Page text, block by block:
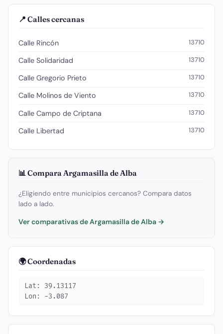
📍 Calles cercanas
Calle Rincón 13710
Calle Solidaridad 13710
Calle Gregorio Prieto 13710
Calle Molinos de Viento 13710
Calle Campo de Criptana 13710
Calle Libertad 13710
📊 Compara Argamasilla de Alba
¿Eligiendo entre municipios cercanos? Compara datos
lado a lado.
Ver comparativas de Argamasilla de Alba →
🌍 Coordenadas
Lat: 39.13117
Lon: -3.087